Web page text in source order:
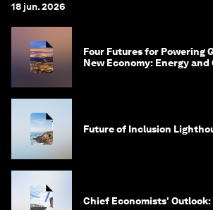
18 jun. 2026
Four Futures for Powering
New Economy: Energy
Future of Inclusion
Chief Economists' Outlook: